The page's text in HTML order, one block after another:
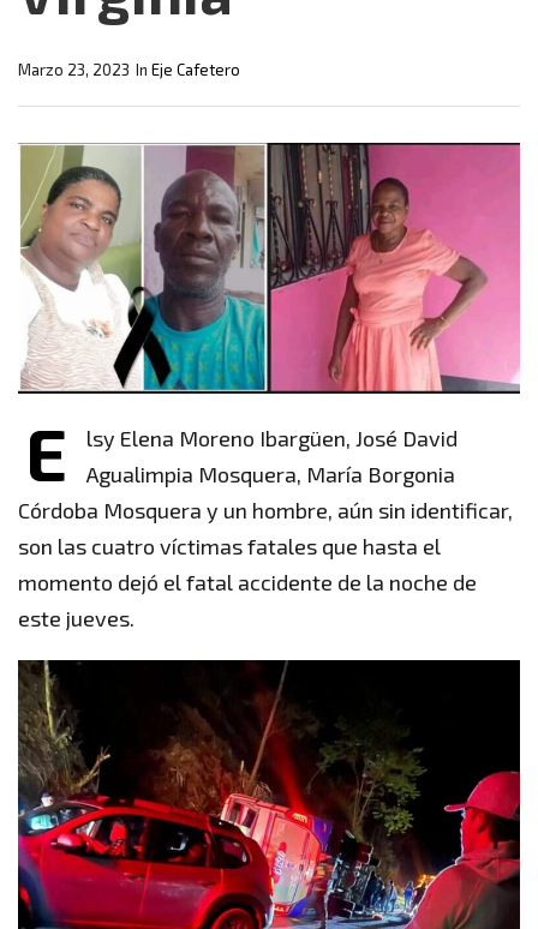
In Eje Cafetero
Marzo 23, 2023
E
lsy Elena Moreno Ibargüen, José David
Agualimpia Mosquera, María Borgonia
Córdoba Mosquera y un hombre, aún sin identificar,
son las cuatro víctimas fatales que hasta el
momento dejó el fatal accidente de la noche de
este jueves.